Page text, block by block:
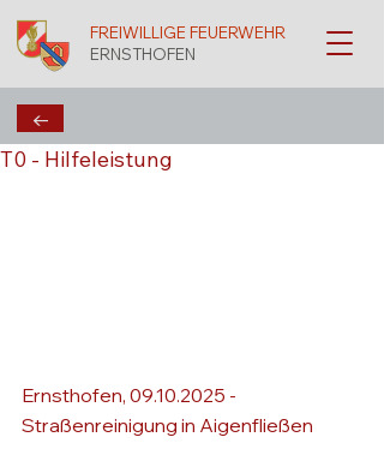
FREIWILLIGE FEUERWEHR
ERNSTHOFEN
T0 - Hilfeleistung
Ernsthofen, 09.10.2025 -
Straßenreinigung in Aigenfließen
←